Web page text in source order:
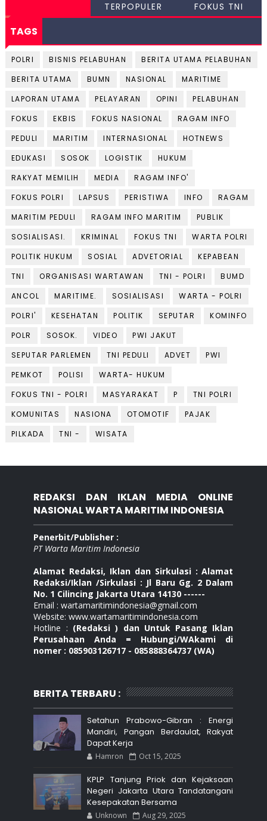
TERPOPULER FOKUS TNI
TAGS
POLRI BISNIS PELABUHAN
BERITA UTAMA PELABUHAN
BERITA UTAMA
BUMN NASIONAL
MARITIME
LAPORAN UTAMA
PELAYARAN OPINI
PELABUHAN
FOKUS
EKBIS FOKUS NASIONAL
RAGAM INFO
PEDULI
MARITIM INTERNASIONAL
HOTNEWS
EDUKASI
SOSOK LOGISTIK
HUKUM
RAKYAT MEMILIH
MEDIA
RAGAM INFO'
FOKUS POLRI
LAPSUS PERISTIWA INFO
RAGAM
MARITIM PEDULI
RAGAM INFO MARITIM
PUBLIK
SOSIALISASI.
KRIMINAL FOKUS TNI
WARTA POLRI
POLITIK HUKUM
SOSIAL ADVETORIAL
KEPABEAN
TNI
ORGANISASI WARTAWAN TNI - POLRI
BUMD
ANCOL
MARITIME. SOSIALISASI
WARTA - POLRI
POLRI'
KESEHATAN POLITIK SEPUTAR
KOMINFO
POLR
SOSOK. VIDEO
PWI JAKUT
SEPUTAR PARLEMEN
TNI PEDULI ADVET
PWI
PEMKOT
POLISI
WARTA- HUKUM
FOKUS TNI - POLRI
MASYARAKAT P
TNI POLRI
KOMUNITAS
NASIONA OTOMOTIF
PAJAK
PILKADA
TNI - WISATA
REDAKSI DAN IKLAN MEDIA ONLINE
NASIONAL WARTA MARITIM INDONESIA
Penerbit/Publisher :
PT Warta Maritim Indonesia
Alamat Redaksi, Iklan dan Sirkulasi : Alamat
Redaksi/Iklan /Sirkulasi : Jl Baru Gg. 2 Dalam
No. 1 Cilincing Jakarta Utara 14130 ------
Email : wartamaritimindonesia@gmail.com
Website: www.wartamaritimindonesia.com
Hotline : (Redaksi ) dan Untuk Pasang Iklan
Perusahaan Anda = Hubungi/WAkami di
nomer : 085903126717 - 085888364737 (WA)
BERITA TERBARU :
Setahun Prabowo-Gibran : Energi
Mandiri, Pangan Berdaulat, Rakyat
Dapat Kerja
Hamron Oct 15, 2025
KPLP Tanjung Priok dan Kejaksaan
Negeri Jakarta Utara Tandatangani
Kesepakatan Bersama
Unknown Aug 29, 2025